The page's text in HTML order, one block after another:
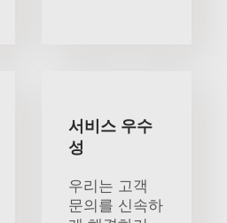
서비스 우수
성
우리는 고객
문의를 신속하